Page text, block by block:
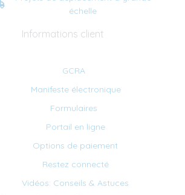
échelle
Informations client
GCRA
Manifeste électronique
Formulaires
Portail en ligne
Options de paiement
Restez connecté
Vidéos: Conseils & Astuces